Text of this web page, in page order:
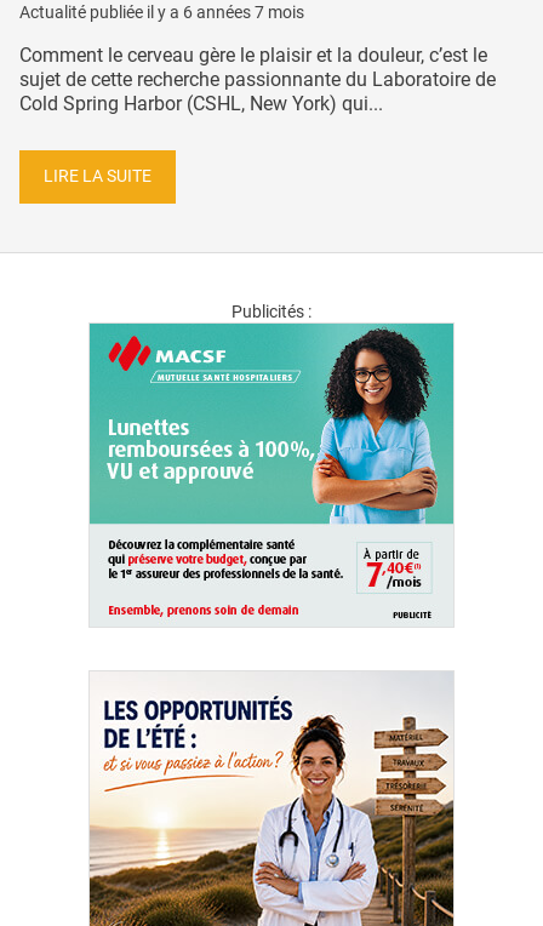
Actualité publiée il y a 6 années 7 mois
Comment le cerveau gère le plaisir et la douleur, c’est le
sujet de cette recherche passionnante du Laboratoire de
Cold Spring Harbor (CSHL, New York) qui...
LIRE LA SUITE
Publicités :